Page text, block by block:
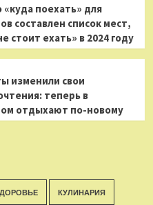
«куда поехать» для
составлен список мест,
стоит ехать» в 2024 году
изменили свои
теперь в
отдыхают по-новому
КУЛИНАРИЯ